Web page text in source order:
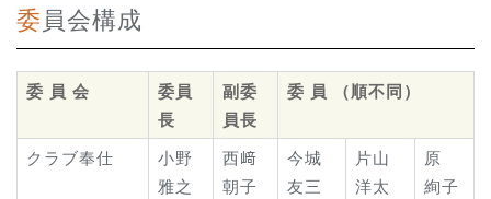
委員会構成
委 員 会
委員
長
副委
員長
委 員 （順不同）
クラブ奉仕
小野
雅之
西﨑
朝子
今城
友三
片山
洋太
原
絢子